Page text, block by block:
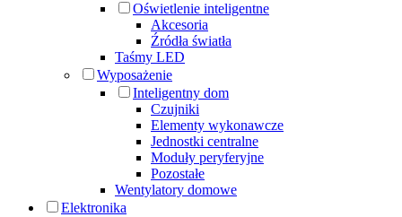
Oświetlenie inteligentne
Akcesoria
Źródła światła
Taśmy LED
Wyposażenie
Inteligentny dom
Czujniki
Elementy wykonawcze
Jednostki centralne
Moduły peryferyjne
Pozostałe
Wentylatory domowe
Elektronika